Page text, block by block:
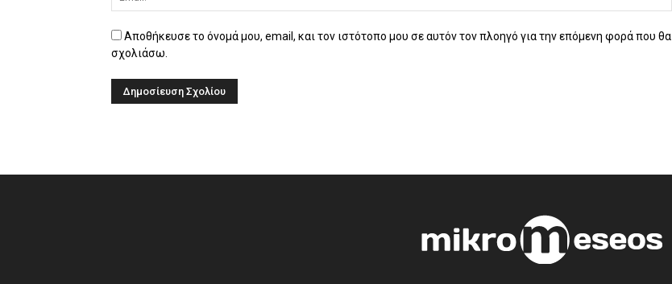
Αποθήκευσε το όνομά μου, email, και τον ιστότοπο μου σε αυτόν τον πλοηγό για την επόμενη φορά που θα
σχολιάσω.